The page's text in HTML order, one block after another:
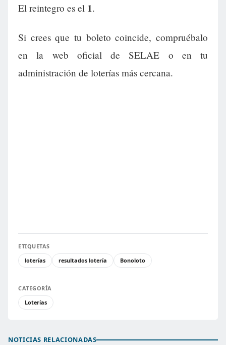
El reintegro es el 1.
Si crees que tu boleto coincide, compruébalo
en la web oficial de SELAE o en tu
administración de loterías más cercana.
ETIQUETAS
loterías
resultados lotería Bonoloto
CATEGORÍA
Loterías
NOTICIAS RELACIONADAS